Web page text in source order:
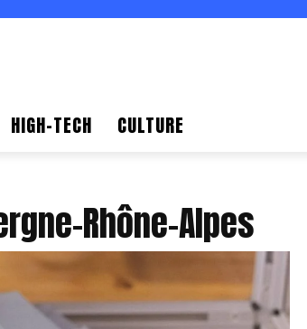
HIGH-TECH CULTURE
Rhône-Alpes